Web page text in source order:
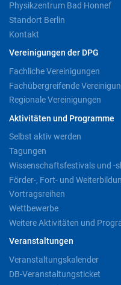
Physikzentrum Bad Honnef
Standort Berlin
Kontakt
Vereinigungen der DPG
Fachliche Vereinigungen
Fachübergreifende
Regionale Vereinigungen
Aktivitäten und Programme
Selbst aktiv werden
Tagungen
Wissenschaftsfestivals und -
Förder-, Fort- und
Vortragsreihen
Wettbewerbe
Weitere Aktivitäten und
Veranstaltungen
Veranstaltungskalender
DB-Veranstaltungsticket